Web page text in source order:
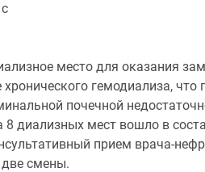
место для оказания
гемодиализа,
почечной
8 диализных мест вошло в
прием врача-
две смены.